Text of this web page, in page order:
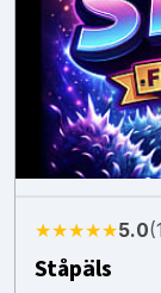
★★★★★5.0
Ståpäls